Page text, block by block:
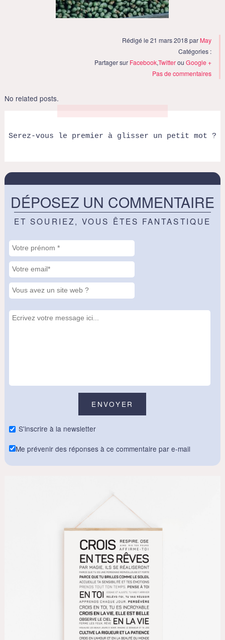
Rédigé le 21 mars 2018 par May
Catégories :
Partager sur Facebook,TwitterouGoogle +
Pas de commentaires
No related posts.
Serez-vous le premier à glisser un petit mot ?
DÉPOSEZ UN COMMENTAIRE
ET SOURIEZ, VOUS ÊTES FANTASTIQUE
S'inscrire à la newsletter
Me prévenir des réponses à ce commentaire par e-mail